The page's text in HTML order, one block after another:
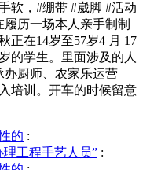
软，#绷带 #崴脚 #活动
历一场本人亲手制制
正在14岁至57岁4 月 17
的学生。里面涉及的人
办厨师、农家乐运营
培训。开车的时候留意
的 :
理工程手艺人员” :